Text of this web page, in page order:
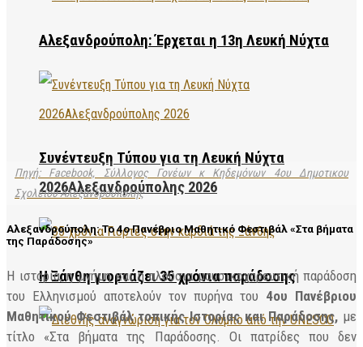
Αλεξανδρούπολη: Έρχεται η 13η Λευκή Νύχτα
Συνέντευξη Τύπου για τη Λευκή Νύχτα
2026Αλεξανδρούπολης 2026
Η Ξάνθη γιορτάζει 35 χρόνια παράδοσης
Πηγή: Facebook, Σύλλογος Γονέων κ Κηδεμόνων 4ου Δημοτικου
Σχολείου Αλεξανδρούπολης
Αλεξανδρούπολη: Το 4ο Πανέβριο Μαθητικό Φεστιβάλ «Στα βήματα
της Παράδοσης»
Η ιστορία, η μνήμη και η πλούσια μουσικοχορευτική παράδοση
του Ελληνισμού αποτελούν τον πυρήνα του 4ου Πανέβριου
Μαθητικού Φεστιβάλ τοπικής Ιστορίας και Παράδοσης, με
τίτλο «Στα βήματα της Παράδοσης. Οι πατρίδες που δεν